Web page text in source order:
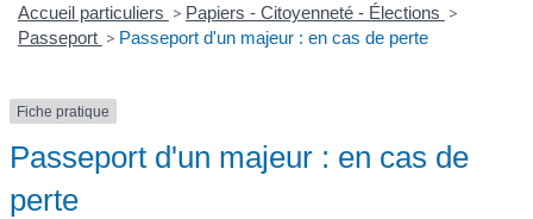
Accueil particuliers > Papiers - Citoyenneté - Élections >
Passeport > Passeport d'un majeur : en cas de perte
Fiche pratique
Passeport d'un majeur : en cas de
perte